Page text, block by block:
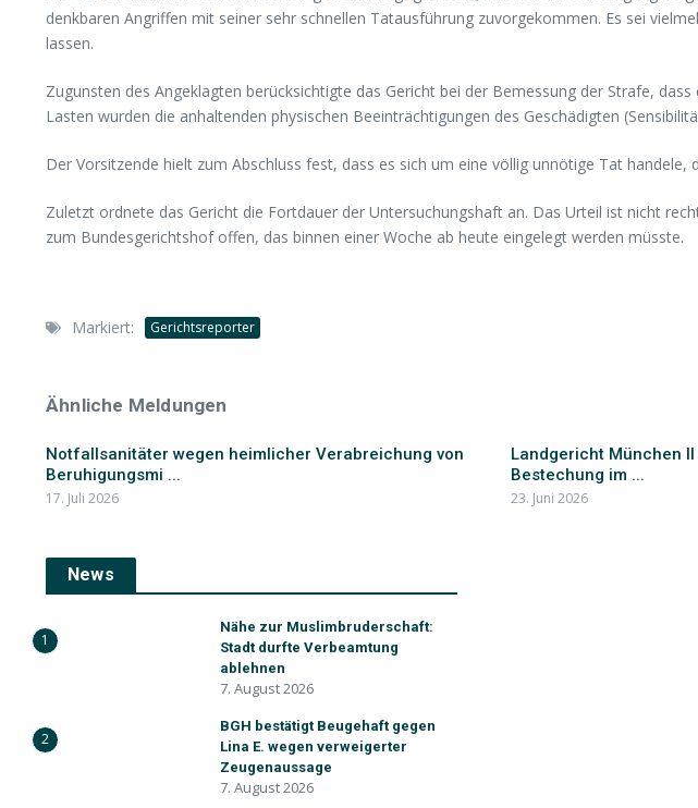
denkbaren Angriffen mit seiner sehr schnellen Tatausführung zuvorgekommen. Es sei
lassen.
Zugunsten des Angeklagten berücksichtigte das Gericht bei der Bemessung der Strafe,
Lasten wurden die anhaltenden physischen Beeinträchtigungen des Geschädigten
Der Vorsitzende hielt zum Abschluss fest, dass es sich um eine völlig unnötige Tat handele,
Zuletzt ordnete das Gericht die Fortdauer der Untersuchungshaft an. Das Urteil ist nicht
zum Bundesgerichtshof offen, das binnen einer Woche ab heute eingelegt werden müsste.
Markiert: Gerichtsreporter
Ähnliche Meldungen
Notfallsanitäter wegen heimlicher Verabreichung von
Beruhigungsmi ...
17. Juli 2026
Landgericht München
Bestechung im ...
23. Juni 2026
News
1
Nähe zur Muslimbruderschaft:
Stadt durfte Verbeamtung
ablehnen
7. August 2026
2
BGH bestätigt Beugehaft gegen
Lina E. wegen verweigerter
Zeugenaussage
7. August 2026